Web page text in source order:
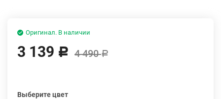
Оригинал. В наличии
3 139 Р 4 490Р
Выберите цвет